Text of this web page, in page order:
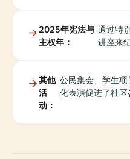
2025年宪法与
主权年：
通过特
讲座来
其他
活
动：
公民集会、学生项
化表演促进了社区